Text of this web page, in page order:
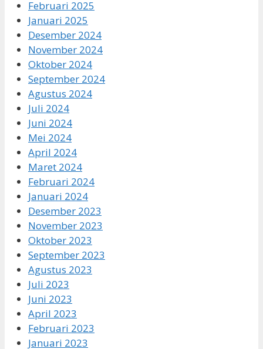
Februari 2025
Januari 2025
Desember 2024
November 2024
Oktober 2024
September 2024
Agustus 2024
Juli 2024
Juni 2024
Mei 2024
April 2024
Maret 2024
Februari 2024
Januari 2024
Desember 2023
November 2023
Oktober 2023
September 2023
Agustus 2023
Juli 2023
Juni 2023
April 2023
Februari 2023
Januari 2023